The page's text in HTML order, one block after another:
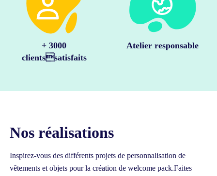
+ 3000
clientssatisfaits
Atelier responsable
Nos réalisations
Inspirez-vous des différents projets de personnalisation de
vêtements et objets pour la création de welcome pack.Faites